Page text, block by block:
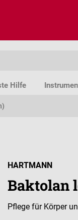
Hilfe
HARTMANN
Baktolan
Pflege für Körper